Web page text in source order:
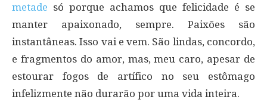
metade só porque achamos que felicidade é se
manter apaixonado, sempre. Paixões são
instantâneas. Isso vai e vem. São lindas, concordo,
e fragmentos do amor, mas, meu caro, apesar de
estourar fogos de artífico no seu estômago
infelizmente não durarão por uma vida inteira.